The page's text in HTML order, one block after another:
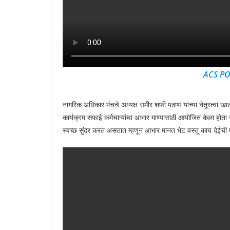
ACS
नागरिक अधिकार मंचचे अध्यक्ष समीर शफी पठाण यांच्या नेतूरत्वा
कार्यक्रम सफाई कर्मचाऱ्यांचा आभार माण्यासाठी आयोजित केला
स्वच्छ सुंदर करत असतात म्हणून आभार मानत भेट वस्तू काय देईची